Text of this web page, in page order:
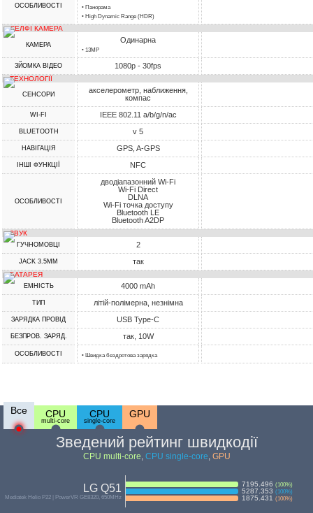
ОСОБЛИВОСТІ
• Панорама
• High Dynamic Range (HDR)
СЕЛФІ КАМЕРА
КАМЕРА
Одинарна
• 13MP
ЗЙОМКА ВІДЕО 1080p - 30fps
ТЕХНОЛОГІЇ
СЕНСОРИ
акселерометр, наближення,
компас
WI-FI IEEE 802.11 a/b/g/n/ac
BLUETOOTH v 5
НАВІГАЦІЯ GPS, A-GPS
ІНШІ ФУНКЦІЇ NFC
ОСОБЛИВОСТІ
дводіапазонний Wi-Fi
Wi-Fi Direct
DLNA
Wi-Fi точка доступу
Bluetooth LE
Bluetooth A2DP
ЗВУК
ГУЧНОМОВЦІ 2
JACK 3.5MM так
БАТАРЕЯ
ЕМНІСТЬ 4000 mAh
ТИП літій-полімерна, незнімна
ЗАРЯДКА ПРОВІД USB Type-C
БЕЗПРОВ. ЗАРЯД. так, 10W
ОСОБЛИВОСТІ • Швидка бездротова зарядка
Все CPU
multi-core
CPU
single-core
GPU
Зведений рейтинг швидкодії
CPU multi-core, CPU single-core, GPU
LG Q51
Mediatek Helio P22 | PowerVR GE8320, 650MHz
7195.496 (100%)
5287.353 (100%)
1875.431 (100%)